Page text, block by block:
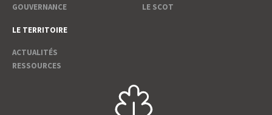
GOUVERNANCE
LE SCOT
LE TERRITOIRE
ACTUALITÉS
RESSOURCES